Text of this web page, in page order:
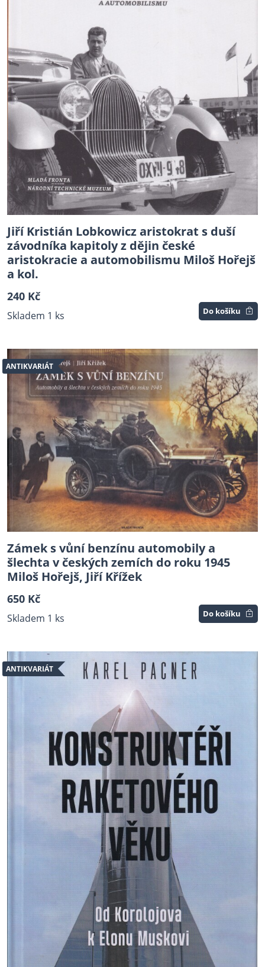
Jiří Kristián Lobkowicz aristokrat s duší
závodníka kapitoly z dějin české
aristokracie a automobilismu Miloš Hořejš
a kol.
240 Kč
Skladem 1 ks Do košíku
ANTIKVARIÁT
Zámek s vůní benzínu automobily a
šlechta v českých zemích do roku 1945
Miloš Hořejš, Jiří Křížek
650 Kč
Skladem 1 ks Do košíku
ANTIKVARIÁT